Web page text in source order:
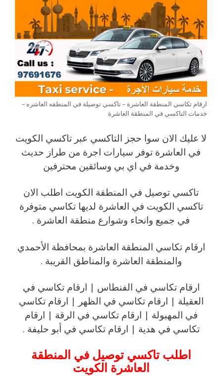
ارقام تكاسي المنطقة العاشرة – تاكسي توصيلة في المنطقه العاشره –
خدمات التاكسي في المنطقة العاشرة
لا عليك الان سوا حجز التاكسي عبر تاكسي الكويت
في العاشرة توفر سيارات اجرة من طراز حديث
وخدمة في اي بي وسائقين محترفين
تاكسي توصيل في المنطقة الكويت اطلب الان
تاكسي الكويت في العاشرة لديها تكاسي متوفرة
في جميع وانحاء وشوارع منطقة العاشرة .
ارقام تكاسي المنطقة العاشرة بمحافظة الأحمدي
والمنطقة العاشرة والمناطق القريبة .
ارقام تكاسي في الفنطاس | ارقام تكاسي في
العقيلة | ارقام تكاسي في الظهر | ارقام تكاسي
في المهبولة | ارقام تكاسي في الرقة | ارقام
تكاسي في هدية | ارقام تكاسي في أبو حليفة .
اطلب تاكسي توصيل في المنطقة
العاشرة الكويت